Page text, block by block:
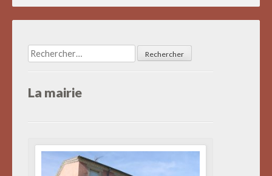
Rechercher :
La mairie